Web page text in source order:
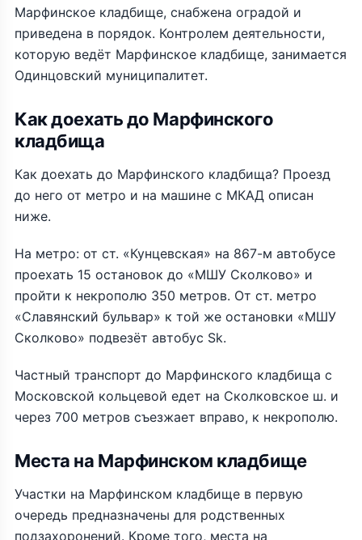
Марфинское кладбище, снабжена оградой и
приведена в порядок. Контролем деятельности,
которую ведёт Марфинское кладбище, занимается
Одинцовский муниципалитет.
Как доехать до Марфинского
кладбища
Как доехать до Марфинского кладбища? Проезд
до него от метро и на машине с МКАД описан
ниже.
На метро: от ст. «Кунцевская» на 867-м автобусе
проехать 15 остановок до «МШУ Сколково» и
пройти к некрополю 350 метров. От ст. метро
«Славянский бульвар» к той же остановки «МШУ
Сколково» подвезёт автобус Sk.
Частный транспорт до Марфинского кладбища с
Московской кольцевой едет на Сколковское ш. и
через 700 метров съезжает вправо, к некрополю.
Места на Марфинском кладбище
Участки на Марфинском кладбище в первую
очередь предназначены для родственных
подзахоронений. Кроме того, места на